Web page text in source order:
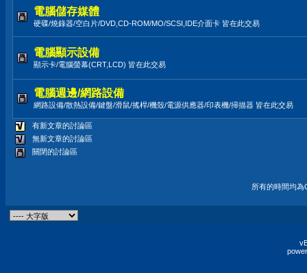
電腦儲存媒體
硬碟/燒錄器/空白片/DVD,CD-ROM/MO/SCSI,IDE介面卡 皆在此交易
電腦顯示設備
顯示卡/電腦螢幕(CRT,LCD) 皆在此交易
電腦週邊/網路設備
網路設備/散熱設備/鍵盤/滑鼠/搖桿/機殼/電源供應器/印表機/掃描器 皆在此交易
有新文章的討論區
無新文章的討論區
關閉的討論區
所有的時間均為